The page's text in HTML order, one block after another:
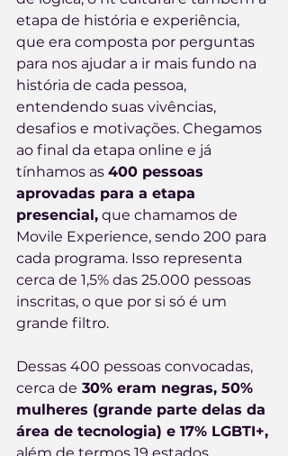
etapa de história e experiência,
que era composta por perguntas
para nos ajudar a ir mais fundo na
história de cada pessoa,
entendendo suas vivências,
desafios e motivações. Chegamos
ao final da etapa online e já
tínhamos as 400 pessoas
aprovadas para a etapa
presencial, que chamamos de
Movile Experience, sendo 200 para
cada programa. Isso representa
cerca de 1,5% das 25.000 pessoas
inscritas, o que por si só é um
grande filtro.
Dessas 400 pessoas convocadas,
cerca de 30% eram negras, 50%
mulheres (grande parte delas da
área de tecnologia) e 17% LGBTI+,